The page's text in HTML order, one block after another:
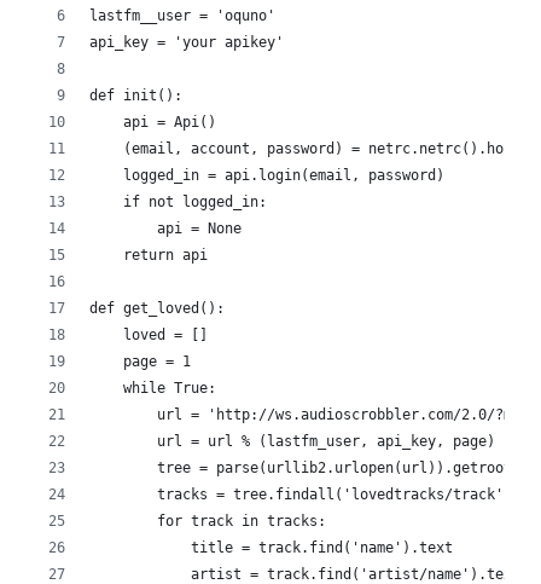
lastfm__user = 'oquno'
api_key = 'your apikey'
def init():
    api = Api()
(email, account, password) =
    logged_in = api.login(email, password)
    if not logged_in:
        api = None
    return api
def get_loved():
    loved = []
    page = 1
    while True:
url = 'http://ws.audioscrobbler.com/2.0/
        url = url % (lastfm_user, api_key, page)
        tree = parse(urllib2.urlopen(url)).getroot()
        tracks = tree.findall('lovedtracks/track')
        for track in tracks:
            title = track.find('name').text
            artist = track.find('artist/name').text